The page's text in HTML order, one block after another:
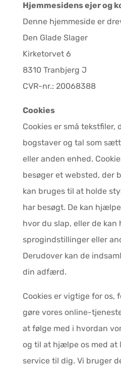
Hjemmesidens ejer og
Denne hjemmeside er
Den Glade Slager
Kirketorvet 6
8310 Tranbjerg J
CVR-nr.: 20068388
Cookies
Cookies er små tekstfiler,
bogstaver og tal som
eller anden enhed.
besøger et websted, der
kan bruges til at holde
har besøgt. De kan
hvor du slap, eller de kan
sprogindstillinger eller
Derudover kan de
din adfærd.
Cookies er vigtige for os,
gøre vores online-
at følge med i hvordan
og til at hjælpe os med at
service til dig. Vi bruger